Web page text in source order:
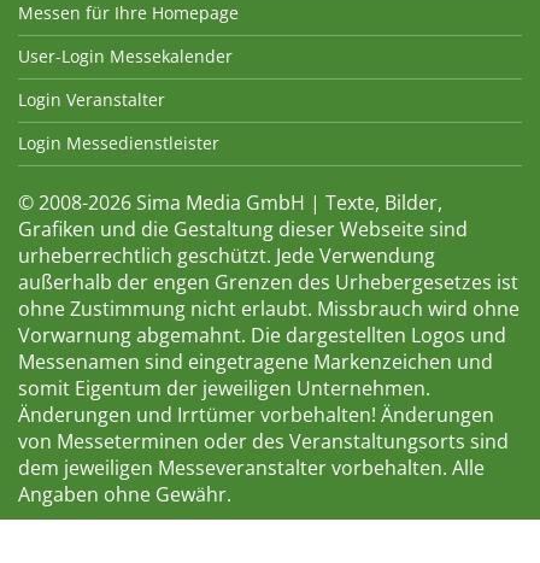
Messen für Ihre Homepage
User-Login Messekalender
Login Veranstalter
Login Messedienstleister
© 2008-2026 Sima Media GmbH | Texte, Bilder,
Grafiken und die Gestaltung dieser Webseite sind
urheberrechtlich geschützt. Jede Verwendung
außerhalb der engen Grenzen des Urhebergesetzes ist
ohne Zustimmung nicht erlaubt. Missbrauch wird ohne
Vorwarnung abgemahnt. Die dargestellten Logos und
Messenamen sind eingetragene Markenzeichen und
somit Eigentum der jeweiligen Unternehmen.
Änderungen und Irrtümer vorbehalten! Änderungen
von Messeterminen oder des Veranstaltungsorts sind
dem jeweiligen Messeveranstalter vorbehalten. Alle
Angaben ohne Gewähr.